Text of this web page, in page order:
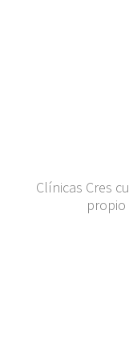
Clínicas Cres